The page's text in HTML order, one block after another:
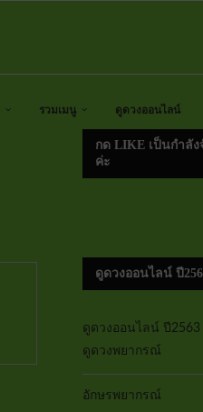
รวมเมนู ดูดวงออนไลน์
กด LIKE เป็นกำลั
ค่ะ
ดูดวงออนไลน์ ปี
ดูดวงออนไลน์ ปี2563
ดูดวงพยากรณ์
อักษรพยากรณ์